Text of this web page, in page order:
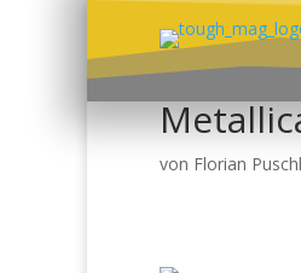
von Florian